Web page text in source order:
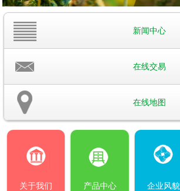
新闻中心
在线交易
在线地图
关于我们 产品中心 企业风貌